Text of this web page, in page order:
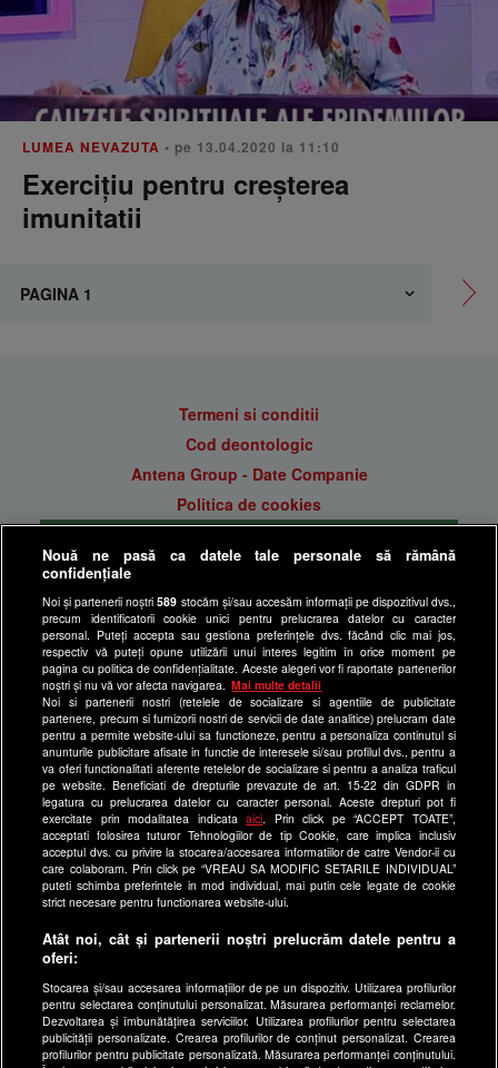
LUMEA NEVAZUTA • pe 13.04.2020 la 11:10
Exercițiu pentru creșterea
imunitatii
Termeni si conditii
Cod deontologic
Antena Group - Date Companie
Politica de cookies
Politica de confidentialitate
Anunturi gratuite pe Lajumate.ro
Ultimele Stiri
Program Happy Channel
Echipa editorială
Site-uri Antena Group
a1.ro
antenastars.ro
as.ro
catine.ro
chefi.ro
deparinti.ro
medicool.ro
spynews.ro
useit.ro
retetefeldefel.ro
Nouă ne pasă ca datele tale personale să rămână
confidențiale
Noi și partenerii noștri589 stocăm și/sau accesăm informații pe dispozitivul dvs.,
precum identificatorii cookie unici pentru prelucrarea datelor cu caracter
personal. Puteți accepta sau gestiona preferințele dvs. făcând clic mai jos,
respectiv vă puteți opune utilizării unui interes legitim în orice moment pe
pagina cu politica de confidențialitate. Aceste alegeri vor fi raportate partenerilor
noștri și nu vă vor afecta navigarea.
Mai multe detalii
Noi si partenerii nostri (retelele de socializare si agentiile de publicitate
partenere, precum si furnizorii nostri de servicii de date analitice) prelucram date
pentru a permite website-ului sa functioneze, pentru a personaliza continutul si
anunturile publicitare afisate in functie de interesele si/sau profilul dvs., pentru a
va oferi functionalitati aferente retelelor de socializare si pentru a analiza traficul
pe website. Beneficiati de drepturile prevazute de art. 15-22 din GDPR in
legatura cu prelucrarea datelor cu caracter personal. Aceste drepturi pot fi
exercitate prin modalitatea indicataaici . Prin click pe “ACCEPT TOATE”,
acceptati folosirea tuturor Tehnologiilor de tip Cookie, care implica inclusiv
acceptul dvs. cu privire la stocarea/accesarea informatiilor de catre Vendor-ii cu
care colaboram. Prin click pe “VREAU SA MODIFIC SETARILE INDIVIDUAL”
puteti schimba preferintele in mod individual, mai putin cele legate de cookie
strict necesare pentru functionarea website-ului.
Atât noi, cât și partenerii noștri prelucrăm datele pentru a
oferi:
Stocarea și/sau accesarea informațiilor de pe un dispozitiv. Utilizarea profilurilor
pentru selectarea conținutului personalizat. Măsurarea performanței reclamelor.
Dezvoltarea și îmbunătățirea serviciilor. Utilizarea profilurilor pentru selectarea
publicității personalizate. Crearea profilurilor de conținut personalizat. Crearea
profilurilor pentru publicitate personalizată. Măsurarea performanței conținutului.